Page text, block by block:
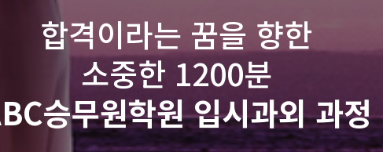
합격이라는 꿈을 향한
소중한 1200분
승무원학원 입시과외 과정